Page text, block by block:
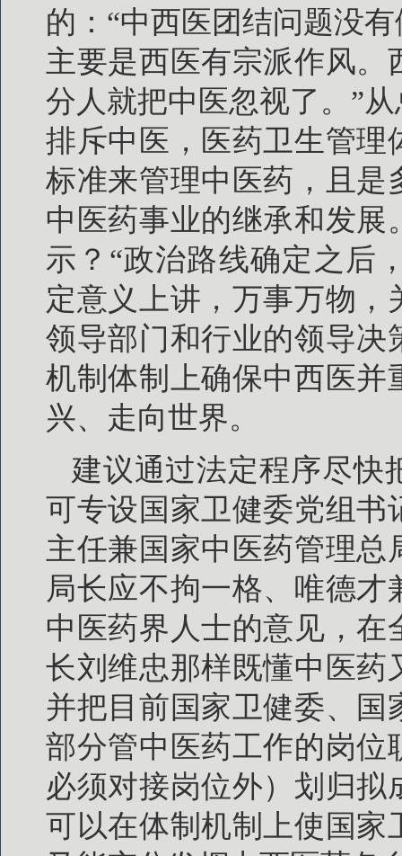
的：“中西医团结问题没
主要是西医有宗派作风
分人就把中医忽视了。”
排斥中医，医药卫生管理
标准来管理中医药，且是
中医药事业的继承和发
示？“政治路线确定之后
定意义上讲，万事万物
领导部门和行业的领导决
机制体制上确保中西医并
兴、走向世界。
建议通过法定程序尽快
可专设国家卫健委党组书
主任兼国家中医药管理
局长应不拘一格、唯德
中医药界人士的意见，
长刘维忠那样既懂中医药
并把目前国家卫健委、
部分管中医药工作的岗位
必须对接岗位外）划归
可以在体制机制上使国家